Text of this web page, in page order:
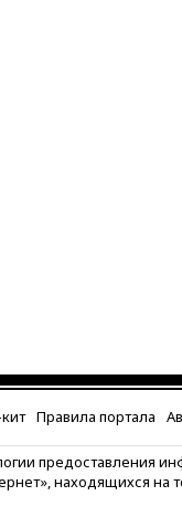
Правила портала
предоставления
находящихся на